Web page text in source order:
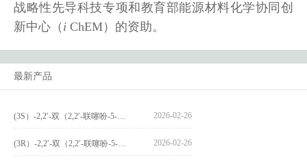
战略性先导科技专项和教育部能源材料化学协同创
新中心（ i ChEM）的资助。
最新产品
2026-02-26
2026-02-26